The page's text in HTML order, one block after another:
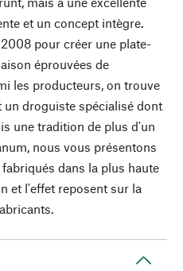
et un concept intègre.
pour créer une plate-
éprouvées de
les producteurs, on trouve
un droguiste spécialisé dont
une tradition de plus d'un
nous vous présentons
dans la plus haute
et l'effet reposent sur la